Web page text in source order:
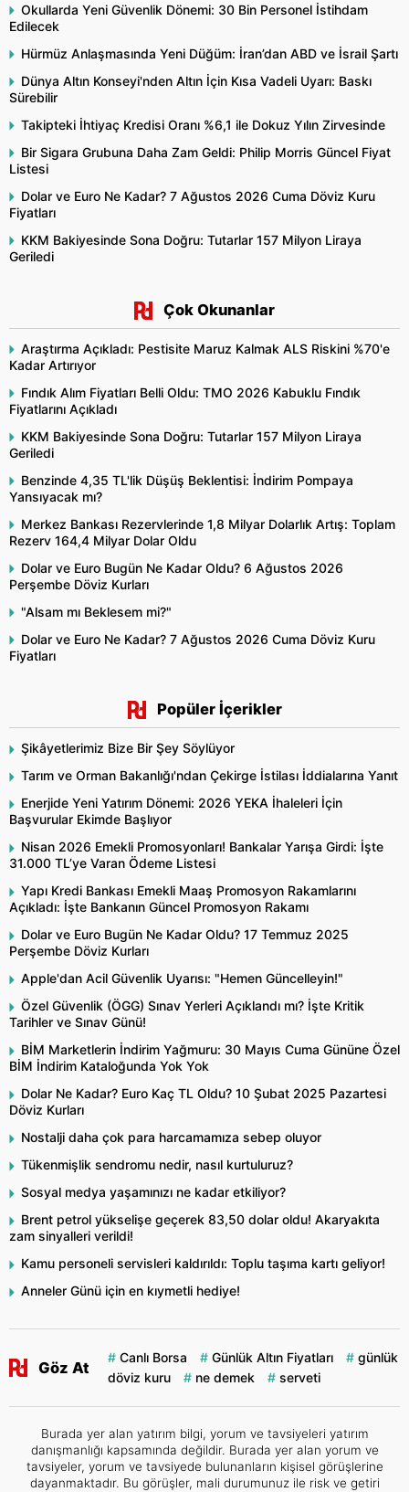
Okullarda Yeni Güvenlik Dönemi: 30 Bin Personel İstihdam
Edilecek
Hürmüz Anlaşmasında Yeni Düğüm: İran’dan ABD ve İsrail Şartı
Dünya Altın Konseyi'nden Altın İçin Kısa Vadeli Uyarı: Baskı
Sürebilir
Takipteki İhtiyaç Kredisi Oranı %6,1 ile Dokuz Yılın Zirvesinde
Bir Sigara Grubuna Daha Zam Geldi: Philip Morris Güncel Fiyat
Listesi
Dolar ve Euro Ne Kadar? 7 Ağustos 2026 Cuma Döviz Kuru
Fiyatları
KKM Bakiyesinde Sona Doğru: Tutarlar 157 Milyon Liraya
Geriledi
Çok Okunanlar
Araştırma Açıkladı: Pestisite Maruz Kalmak ALS Riskini %70'e
Kadar Artırıyor
Fındık Alım Fiyatları Belli Oldu: TMO 2026 Kabuklu Fındık
Fiyatlarını Açıkladı
KKM Bakiyesinde Sona Doğru: Tutarlar 157 Milyon Liraya
Geriledi
Benzinde 4,35 TL'lik Düşüş Beklentisi: İndirim Pompaya
Yansıyacak mı?
Merkez Bankası Rezervlerinde 1,8 Milyar Dolarlık Artış: Toplam
Rezerv 164,4 Milyar Dolar Oldu
Dolar ve Euro Bugün Ne Kadar Oldu? 6 Ağustos 2026
Perşembe Döviz Kurları
"Alsam mı Beklesem mi?"
Dolar ve Euro Ne Kadar? 7 Ağustos 2026 Cuma Döviz Kuru
Fiyatları
Popüler İçerikler
Şikâyetlerimiz Bize Bir Şey Söylüyor
Tarım ve Orman Bakanlığı'ndan Çekirge İstilası İddialarına Yanıt
Enerjide Yeni Yatırım Dönemi: 2026 YEKA İhaleleri İçin
Başvurular Ekimde Başlıyor
Nisan 2026 Emekli Promosyonları! Bankalar Yarışa Girdi: İşte
31.000 TL’ye Varan Ödeme Listesi
Yapı Kredi Bankası Emekli Maaş Promosyon Rakamlarını
Açıkladı: İşte Bankanın Güncel Promosyon Rakamı
Dolar ve Euro Bugün Ne Kadar Oldu? 17 Temmuz 2025
Perşembe Döviz Kurları
Apple'dan Acil Güvenlik Uyarısı: "Hemen Güncelleyin!"
Özel Güvenlik (ÖGG) Sınav Yerleri Açıklandı mı? İşte Kritik
Tarihler ve Sınav Günü!
BİM Marketlerin İndirim Yağmuru: 30 Mayıs Cuma Gününe Özel
BİM İndirim Kataloğunda Yok Yok
Dolar Ne Kadar? Euro Kaç TL Oldu? 10 Şubat 2025 Pazartesi
Döviz Kurları
Nostalji daha çok para harcamamıza sebep oluyor
Tükenmişlik sendromu nedir, nasıl kurtuluruz?
Sosyal medya yaşamınızı ne kadar etkiliyor?
Brent petrol yükselişe geçerek 83,50 dolar oldu! Akaryakıta
zam sinyalleri verildi!
Kamu personeli servisleri kaldırıldı: Toplu taşıma kartı geliyor!
Anneler Günü için en kıymetli hediye!
Göz At
Canlı Borsa Günlük Altın Fiyatları
günlük
döviz kuru
ne demek serveti
Burada yer alan yatırım bilgi, yorum ve tavsiyeleri yatırım
danışmanlığı kapsamında değildir. Burada yer alan yorum ve
tavsiyeler, yorum ve tavsiyede bulunanların kişisel görüşlerine
dayanmaktadır. Bu görüşler, mali durumunuz ile risk ve getiri